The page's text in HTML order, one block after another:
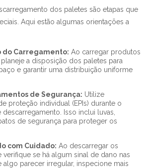
dos paletes são etapas que
Aqui estão algumas orientações a
do Carregamento: Ao carregar produtos
a disposição dos paletes para
e garantir uma distribuição uniforme
de Segurança: Utilize
proteção individual (EPIs) durante o
Isso inclui luvas,
de segurança para proteger os
com Cuidado: Ao descarregar os
verifique se há algum sinal de dano nas
algo parecer irregular, inspecione mais